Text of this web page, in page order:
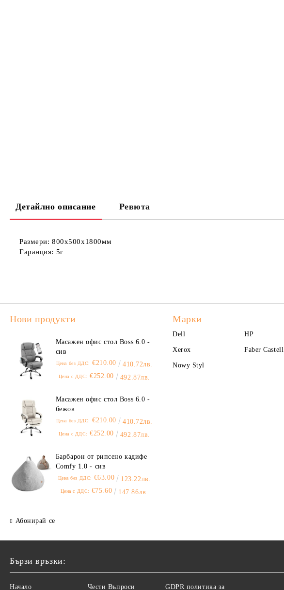
Детайлно описание Ревюта
Размери: 800x500x1800мм
Гаранция: 5г
Нови продукти
Масажен офис стол Boss 6.0 -
сив
Цена без ДДС: €210.00 410.72лв.
Цена с ДДС: €252.00 492.87лв.
Масажен офис стол Boss 6.0 -
бежов
Цена без ДДС: €210.00 410.72лв.
Цена с ДДС: €252.00 492.87лв.
Барбарон от рипсено кадифе
Comfy 1.0 - сив
Цена без ДДС: €63.00 123.22лв.
Цена с ДДС: €75.60 147.86лв.
Абонирай се
Марки
Dell HP
Xerox Faber Castell
Nowy Styl
Бързи връзки:
Начало Чести Въпроси GDPR политика за